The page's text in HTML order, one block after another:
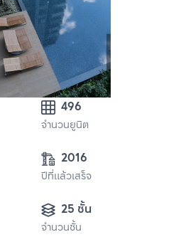
496
จำนวนยูนิต
2016
ปีที่แล้วเสร็จ
25 ชั้น
จำนวนชั้น